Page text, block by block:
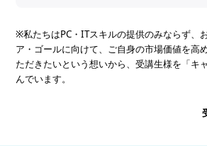
※私たちはPC・ITスキルの提供のみならず、
ア・ゴールに向けて、ご自身の市場価値を高
ただきたいという想いから、受講生様を「キ
んでいます。